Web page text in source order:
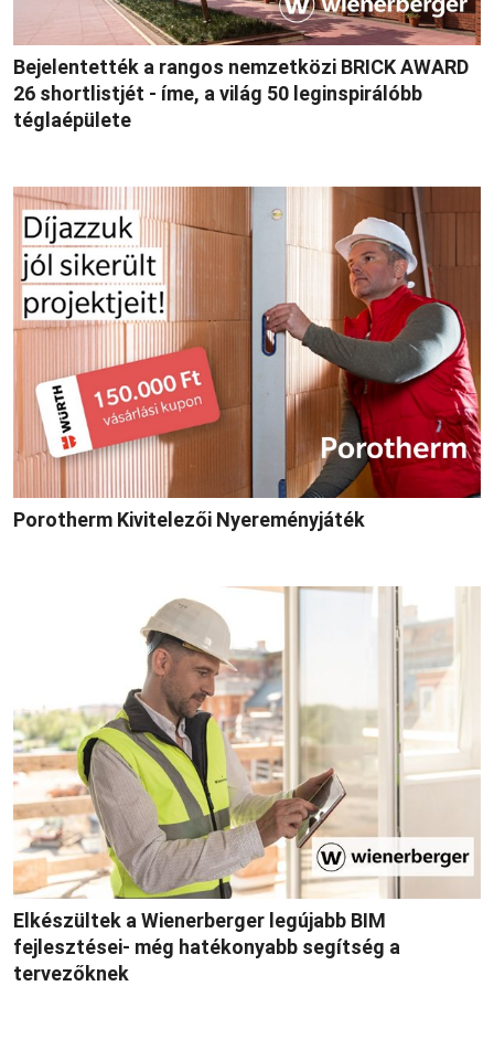
Bejelentették a rangos nemzetközi BRICK AWARD
26 shortlistjét - íme, a világ 50 leginspirálóbb
téglaépülete
Porotherm Kivitelezői Nyereményjáték
Elkészültek a Wienerberger legújabb BIM
fejlesztései- még hatékonyabb segítség a
tervezőknek